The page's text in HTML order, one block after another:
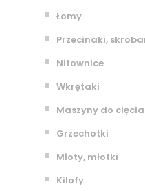
Łomy
Przecinaki,
Nitownice
Wkrętaki
Maszyny do
Grzechotki
Młoty, młotki
Kilofy